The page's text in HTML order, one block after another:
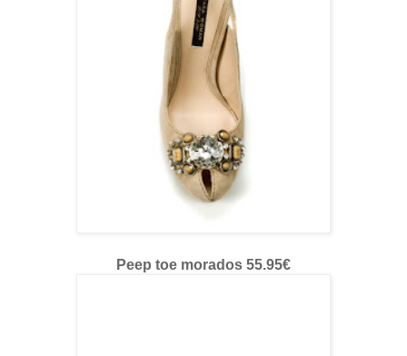
Peep toe morados 55.95€